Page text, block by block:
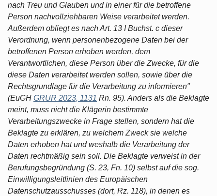
nach Treu und Glauben und in einer für die betroffene
Person nachvollziehbaren Weise verarbeitet werden.
Außerdem obliegt es nach Art. 13 I Buchst. c dieser
Verordnung, wenn personenbezogene Daten bei der
betroffenen Person erhoben werden, dem
Verantwortlichen, diese Person über die Zwecke, für die
diese Daten verarbeitet werden sollen, sowie über die
Rechtsgrundlage für die Verarbeitung zu informieren"
(EuGH GRUR 2023, 1131 Rn. 95). Anders als die Beklagte
meint, muss nicht die Klägerin bestimmte
Verarbeitungszwecke in Frage stellen, sondern hat die
Beklagte zu erklären, zu welchem Zweck sie welche
Daten erhoben hat und weshalb die Verarbeitung der
Daten rechtmäßig sein soll. Die Beklagte verweist in der
Berufungsbegründung (S. 23, Fn. 10) selbst auf die sog.
Einwilligungsleitlinien des Europäischen
Datenschutzausschusses (dort, Rz. 118), in denen es